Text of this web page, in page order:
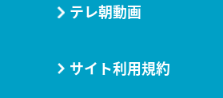
テレ朝動画
サイト利用規約